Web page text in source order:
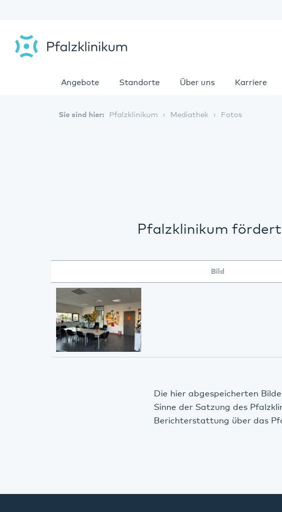
Angebote Standorte Über uns Karriere
Sie sind hier: Pfalzklinikum Mediathek Fotos
Pfalzklinikum
Bild
Die hier abgespeicherten
Sinne der Satzung des
Berichterstattung über das